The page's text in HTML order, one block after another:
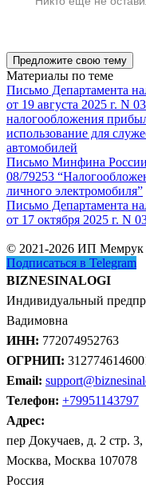
Предложите свою тему
Материалы по теме
Письмо Департамента
от 19 августа 2025 г. N
налогообложения
использование для
автомобилей
Письмо Минфина России
08/79253
личного электромобиля”
Письмо Департамента
от 17 октября 2025 г. N
© 2021-2026 ИП Мемрук
Подписаться в Telegram
BIZNESINALOGI
Индивидуальный
Вадимовна
ИНН: 772074952763
ОГРНИП:
Email:
Телефон: +79951143797
Адрес:
пер Докучаев, д. 2 стр.
Москва, Москва 107078
Россия